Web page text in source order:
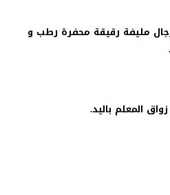
مليفة رقيقة محفرة رطب و
المعلم باليد.